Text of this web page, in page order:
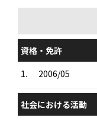
資格・免許
1.
2006/05
社会における活動